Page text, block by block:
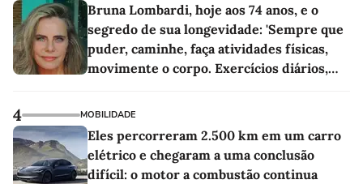
Bruna Lombardi, hoje aos 74 anos, e o
segredo de sua longevidade: 'Sempre que
puder, caminhe, faça atividades físicas,
movimente o corpo. Exercícios diários,
4 MOBILIDADE
Eles percorreram 2.500 km em um carro
elétrico e chegaram a uma conclusão
difícil: o motor a combustão continua